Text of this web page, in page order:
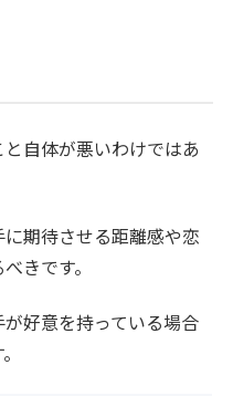
自体が悪いわけではあ
期待させる距離感や恋
きです。
好意を持っている場合